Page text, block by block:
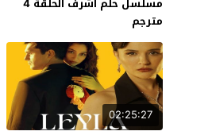
مترجم
02:25:27